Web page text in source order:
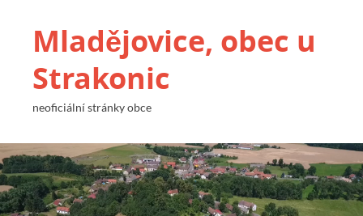
Mladějovice, obec u
Strakonic
neoficiální stránky obce